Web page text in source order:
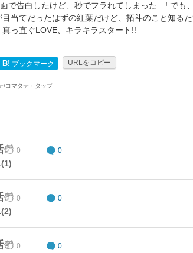
で告白したけど、秒でフラれてしまった…! でも
当てだったはずの紅葉だけど、拓斗のこと知る
っ直ぐLOVE、キラキラスタート!!
B! ブックマーク URLをコピー
/コマタテ・タップ
0 0
0 0
0 0